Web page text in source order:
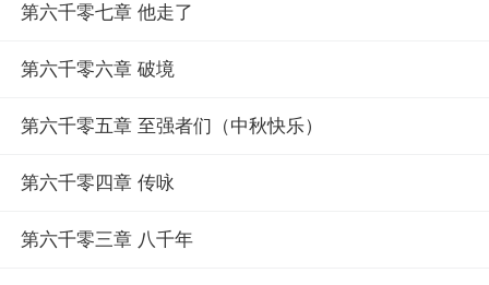
第六千零七章 他走了
第六千零六章 破境
第六千零五章 至强者们（中秋快乐）
第六千零四章 传咏
第六千零三章 八千年